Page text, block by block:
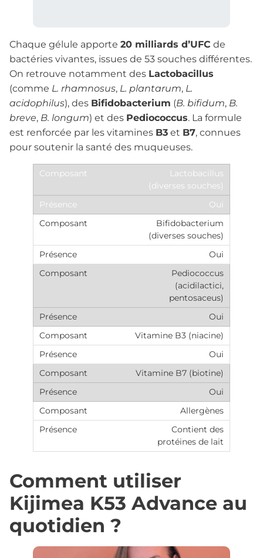
Chaque gélule apporte 20 milliards d’UFC de
bactéries vivantes, issues de 53 souches différentes.
On retrouve notamment des Lactobacillus
(comme L. rhamnosus, L. plantarum, L.
acidophilus), des Bifidobacterium (B. bifidum, B.
breve, B. longum) et des Pediococcus. La formule
est renforcée par les vitamines B3 et B7, connues
pour soutenir la santé des muqueuses.
Lactobacillus
(diverses souches)
Oui
Bifidobacterium
(diverses souches)
Oui
Pediococcus
(acidilactici,
pentosaceus)
Oui
Vitamine B3 (niacine)
Oui
Vitamine B7 (biotine)
Oui
Allergènes
Contient des
protéines de lait
Comment utiliser
Kijimea K53 Advance au
quotidien ?